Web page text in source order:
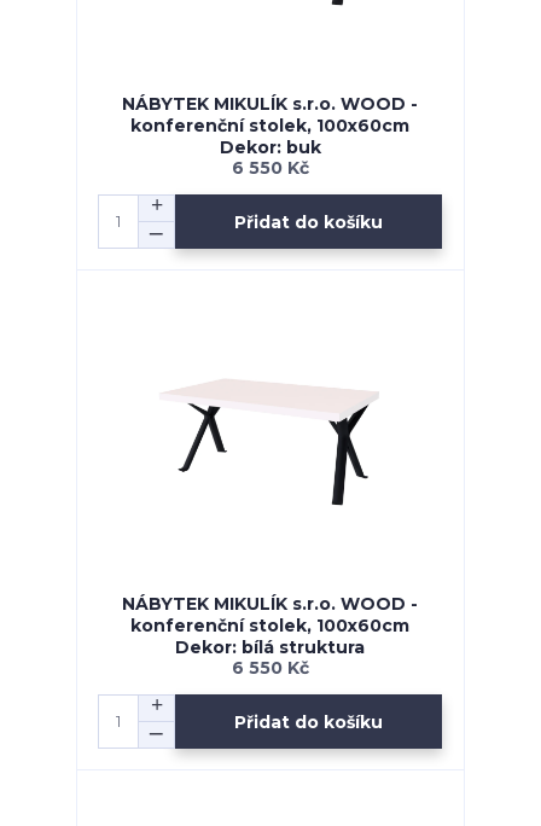
NÁBYTEK MIKULÍK s.r.o. WOOD -
konferenční stolek, 100x60cm
Dekor: buk
6 550 Kč
Přidat do košíku
NÁBYTEK MIKULÍK s.r.o. WOOD -
konferenční stolek, 100x60cm
Dekor: bílá struktura
6 550 Kč
Přidat do košíku